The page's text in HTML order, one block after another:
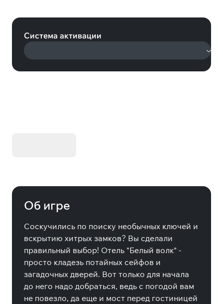
Система активации
Об игре
Соскучились по поиску необычных ключей и
вскрытию хитрых замков? Вы сделали
правильный выбор! Отель "Белый волк" -
просто кладезь потайных сейфов и
загадочных дверей. Вот только для начала
до него надо добраться, ведь с погодой вам
не повезло, да еще и мост перед гостиницей